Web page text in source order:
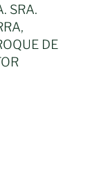
SRA.
DE